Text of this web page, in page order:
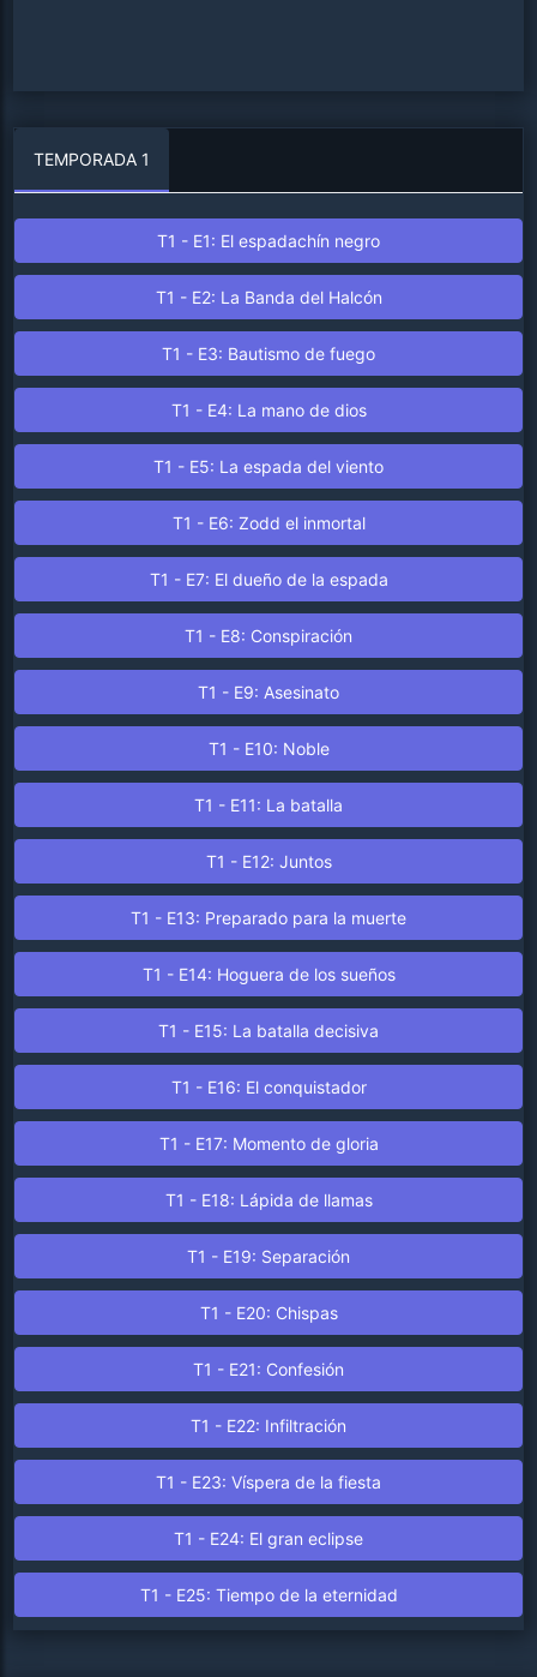
TEMPORADA 1
T1 - E1: El espadachín negro
T1 - E2: La Banda del Halcón
T1 - E3: Bautismo de fuego
T1 - E4: La mano de dios
T1 - E5: La espada del viento
T1 - E6: Zodd el inmortal
T1 - E7: El dueño de la espada
T1 - E8: Conspiración
T1 - E9: Asesinato
T1 - E10: Noble
T1 - E11: La batalla
T1 - E12: Juntos
T1 - E13: Preparado para la muerte
T1 - E14: Hoguera de los sueños
T1 - E15: La batalla decisiva
T1 - E16: El conquistador
T1 - E17: Momento de gloria
T1 - E18: Lápida de llamas
T1 - E19: Separación
T1 - E20: Chispas
T1 - E21: Confesión
T1 - E22: Infiltración
T1 - E23: Víspera de la fiesta
T1 - E24: El gran eclipse
T1 - E25: Tiempo de la eternidad